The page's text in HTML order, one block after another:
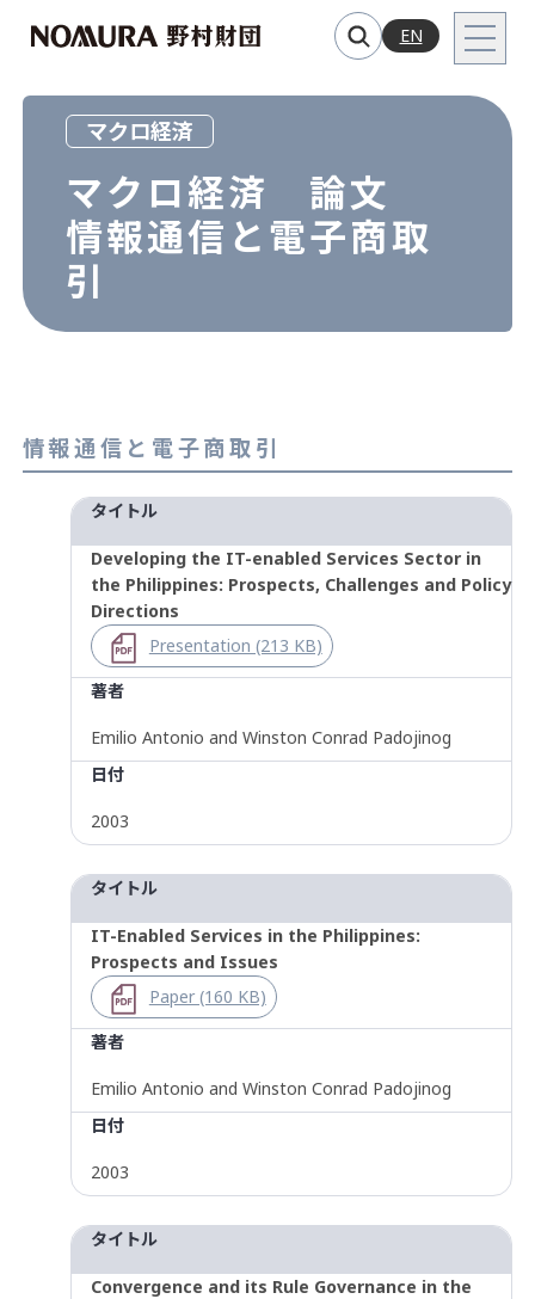
EN
マクロ経済
マクロ経済 論文
情報通信と電子商取
引
情報通信と電子商取引
タイトル
Developing the IT-enabled Services Sector in
the Philippines: Prospects, Challenges and Policy
Directions
Presentation (213 KB)
著者
Emilio Antonio and Winston Conrad Padojinog
日付
2003
タイトル
IT-Enabled Services in the Philippines:
Prospects and Issues
Paper (160 KB)
著者
Emilio Antonio and Winston Conrad Padojinog
日付
2003
タイトル
Convergence and its Rule Governance in the